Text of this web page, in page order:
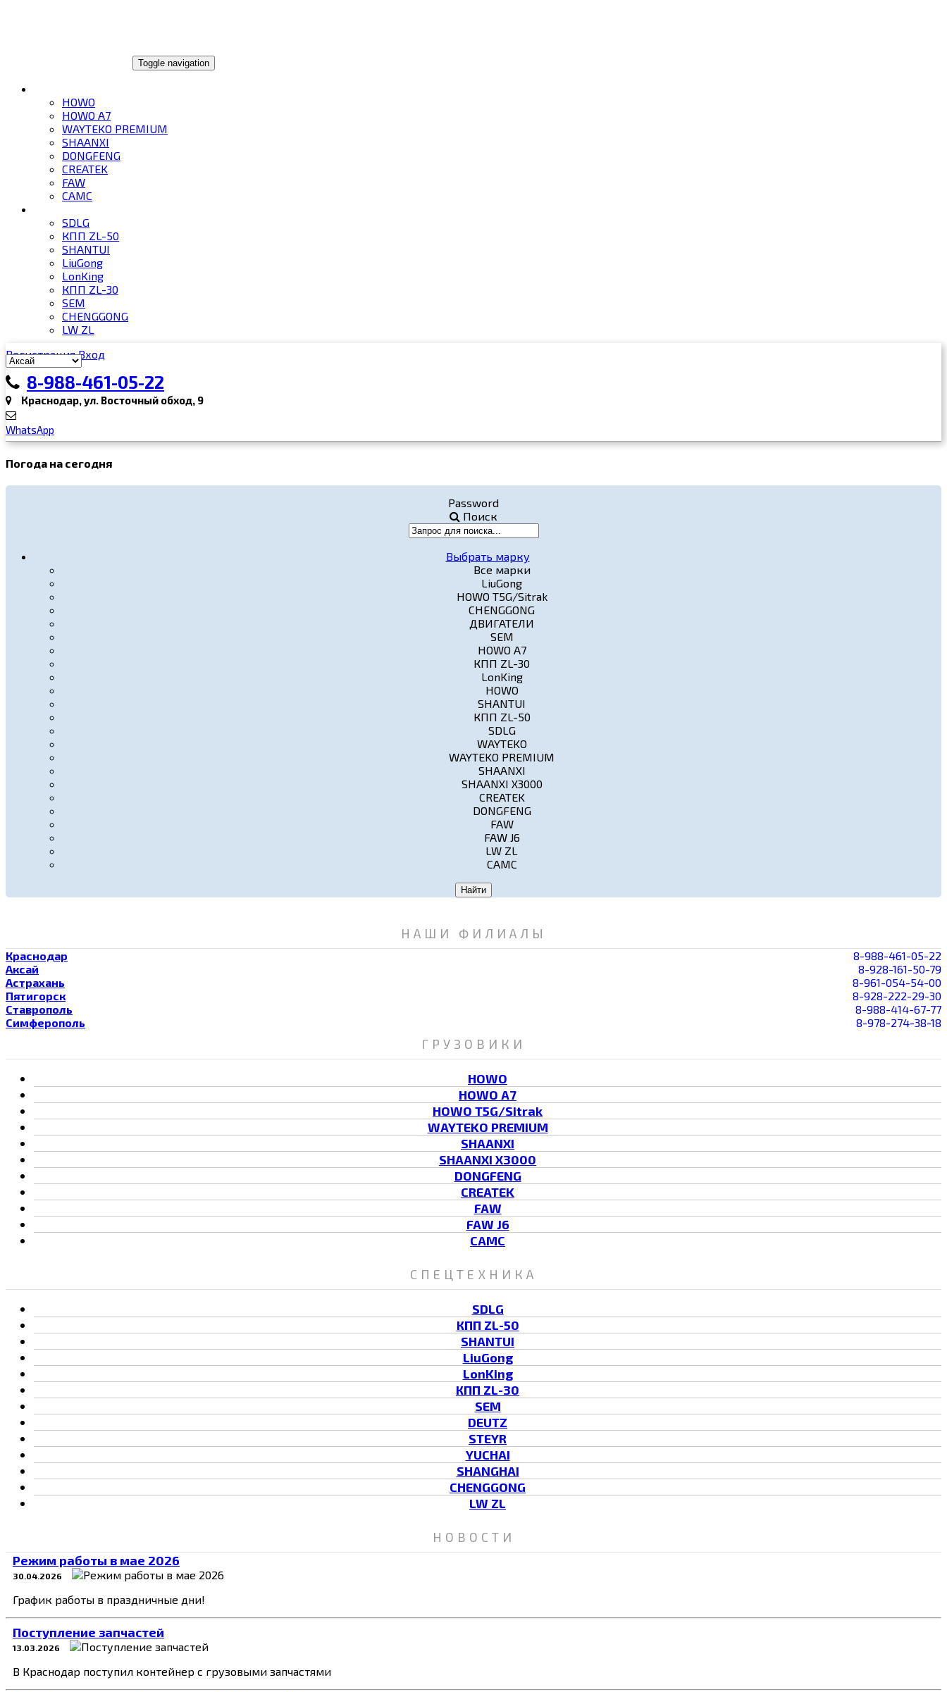
Toggle navigation
HOWO
HOWO A7
WAYTEKO PREMIUM
SHAANXI
DONGFENG
CREATEK
FAW
CAMC
SDLG
КПП ZL-50
SHANTUI
LiuGong
LonKing
КПП ZL-30
SEM
CHENGGONG
LW ZL
Регистрация Вход
8-988-461-05-22
Краснодар, ул. Восточный обход, 9
WhatsApp
Погода на сегодня
Password
Поиск
Выбрать марку
Все марки
LiuGong
HOWO T5G/Sitrak
CHENGGONG
ДВИГАТЕЛИ
SEM
HOWO A7
КПП ZL-30
LonKing
HOWO
SHANTUI
КПП ZL-50
SDLG
WAYTEKO
WAYTEKO PREMIUM
SHAANXI
SHAANXI X3000
CREATEK
DONGFENG
FAW
FAW J6
LW ZL
CAMC
Найти
НАШИ ФИЛИАЛЫ
Краснодар
8-988-461-05-22
Аксай
8-928-161-50-79
Астрахань
8-961-054-54-00
Пятигорск
8-928-222-29-30
Ставрополь
8-988-414-67-77
Симферополь
8-978-274-38-18
ГРУЗОВИКИ
HOWO
HOWO A7
HOWO T5G/Sitrak
WAYTEKO PREMIUM
SHAANXI
SHAANXI X3000
DONGFENG
CREATEK
FAW
FAW J6
CAMC
СПЕЦТЕХНИКА
SDLG
КПП ZL-50
SHANTUI
LiuGong
LonKing
КПП ZL-30
SEM
DEUTZ
STEYR
YUCHAI
SHANGHAI
CHENGGONG
LW ZL
НОВОСТИ
Режим работы в мае 2026
30.04.2026
График работы в праздничные дни!
Поступление запчастей
13.03.2026
В Краснодар поступил контейнер с грузовыми запчастями